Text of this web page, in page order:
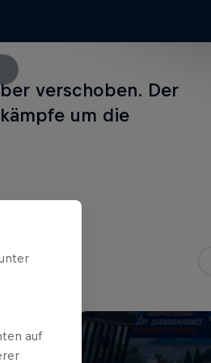
verschoben. Der
um die
auf